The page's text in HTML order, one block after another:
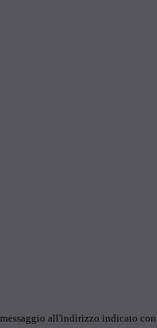
all'indirizzo indicato